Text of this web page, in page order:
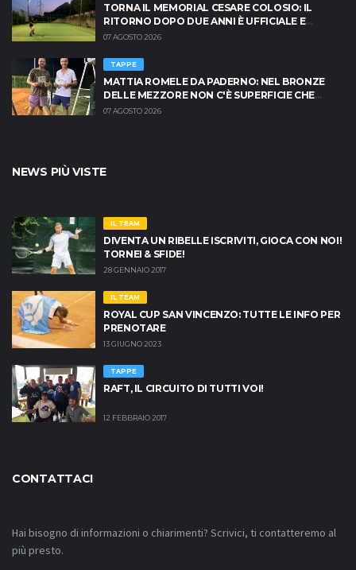
TORNA IL MEMORIAL CESARE COLOSIO: IL
RITORNO DOPO DUE ANNI È UFFICIALE E
BRESCIA È PRONTA AD INFIAMMARSI!
07 AGOSTO 2026
TAPPE
MATTIA ROMELE DA PADERNO: NEL BRONZE
DELLE MEZZORE NON C'È SUPERFICIE CHE
TENGA
07 AGOSTO 2026
NEWS PIÙ VISTE
IL TEAM
DIVENTA UN RIBELLE ISCRIVITI, GIOCA CON NOI!
TORNEI & SFIDE!
28 GENNAIO 2017
IL TEAM
ROYAL CUP SAN VINCENZO: TUTTE LE INFO PER
PRENOTARE
13 GIUGNO 2023
TAPPE
RAFT, IL CIRCUITO DI TUTTI VOI!
12 FEBBRAIO 2017
CONTATTACI
Hai bisogno di informazioni o chiarimenti? Scrivici, ti contatteremo al
più presto.